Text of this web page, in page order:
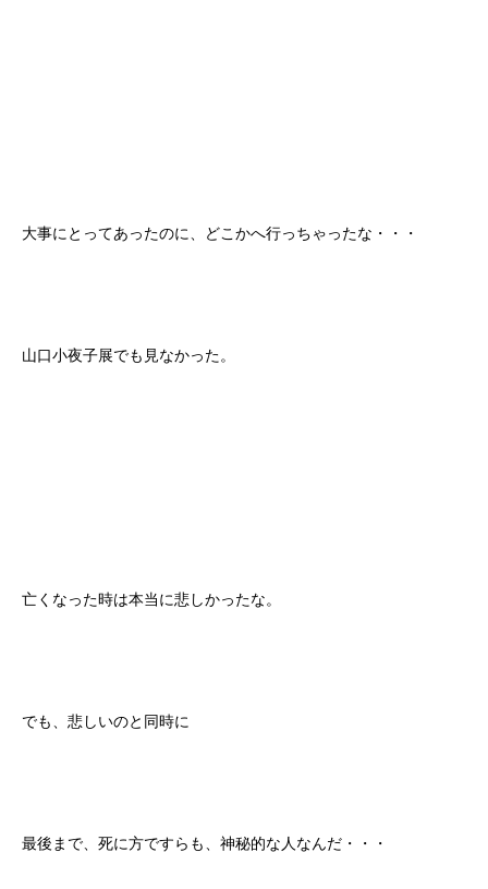
大事にとってあったのに、どこかへ行っちゃったな・・・
山口小夜子展でも見なかった。
亡くなった時は本当に悲しかったな。
でも、悲しいのと同時に
最後まで、死に方ですらも、神秘的な人なんだ・・・